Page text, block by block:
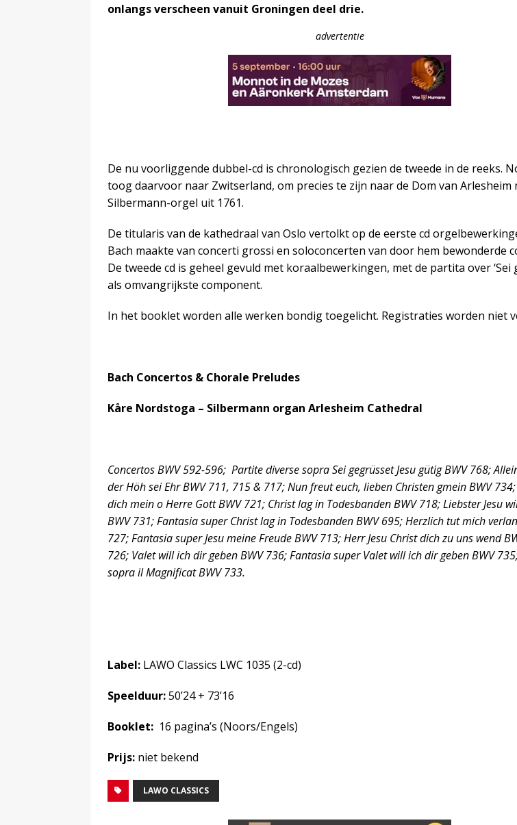
onlangs verscheen vanuit Groningen deel drie.
advertentie
De nu voorliggende dubbel-cd is chronologisch gezien de tweede in de reeks.
toog daarvoor naar Zwitserland, om precies te zijn naar de Dom van Arlesheim
Silbermann-orgel uit 1761.
De titularis van de kathedraal van Oslo vertolkt op de eerste cd
Bach maakte van concerti grossi en soloconcerten van door hem bewonderde
De tweede cd is geheel gevuld met koraalbewerkingen, met de partita over ‘Sei
als omvangrijkste component.
In het booklet worden alle werken bondig toegelicht. Registraties worden niet
Bach Concertos & Chorale Preludes
Kåre Nordstoga – Silbermann organ Arlesheim Cathedral
Concertos BWV 592-596; Partite diverse sopra Sei gegrüsset Jesu gütig BWV 768;
der Höh sei Ehr BWV 711, 715 & 717; Nun freut euch, lieben Christen gmein BWV
dich mein o Herre Gott BWV 721; Christ lag in Todesbanden BWV 718; Liebster Jesu
BWV 731; Fantasia super Christ lag in Todesbanden BWV 695; Herzlich tut mich
727; Fantasia super Jesu meine Freude BWV 713; Herr Jesu Christ dich zu uns wend
726; Valet will ich dir geben BWV 736; Fantasia super Valet will ich dir geben BWV
sopra il Magnificat BWV 733.
Label: LAWO Classics LWC 1035 (2-cd)
Speelduur:50’24 + 73’16
Booklet: 16 pagina’s (Noors/Engels)
Prijs: niet bekend
LAWO CLASSICS